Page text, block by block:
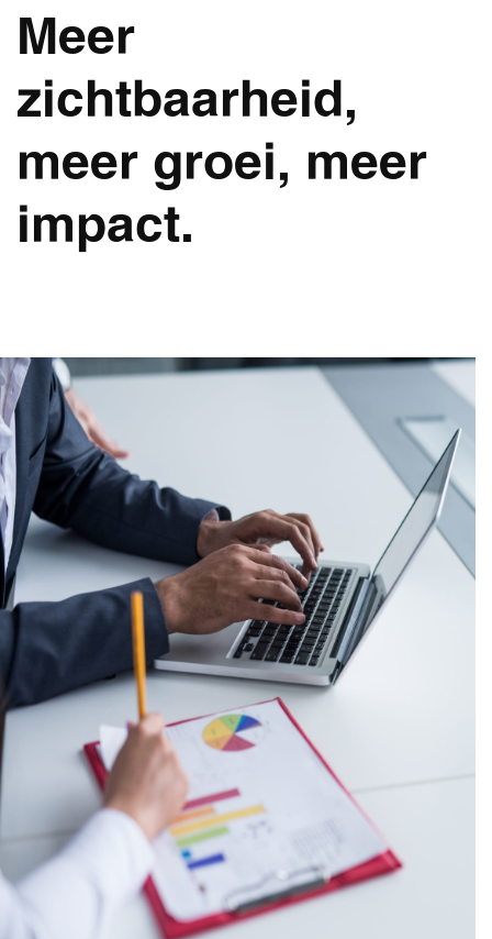
Meer
zichtbaarheid,
meer groei, meer
impact.